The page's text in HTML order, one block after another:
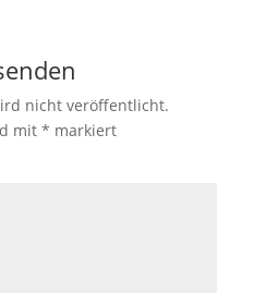
nicht veröffentlicht.
mit * markiert